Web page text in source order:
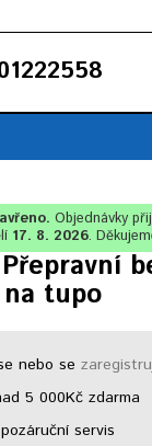
Objednávky
17. 8. 2026.
Přepravní
tupo
nebo se
5 000Kč zdarma
servis